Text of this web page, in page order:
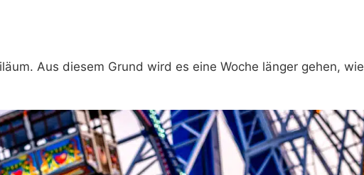
Aus diesem Grund wird es eine Woche länger gehen, wie